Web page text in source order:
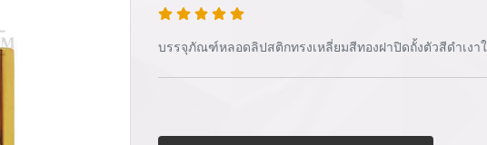
บรรจุภัณฑ์หลอดลิปสติกทรงเหลี่ยมสีทองฝาปิดถั้งตัวสีดำเงาใ